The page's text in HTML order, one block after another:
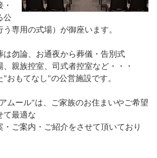
公
専用の式場）が御座います。
は勿論、お通夜から葬儀・告別式
親族控室、司式者控室など・・・
おもてなし"の公営施設です。
ムール"は、ご家族のお住まいやご希望
て最適な
・ご案内・ご紹介をさせて頂いており